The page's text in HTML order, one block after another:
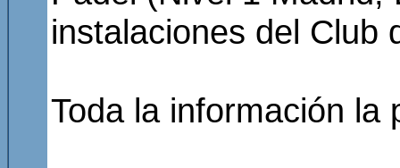
instalaciones del Club
Toda la información la